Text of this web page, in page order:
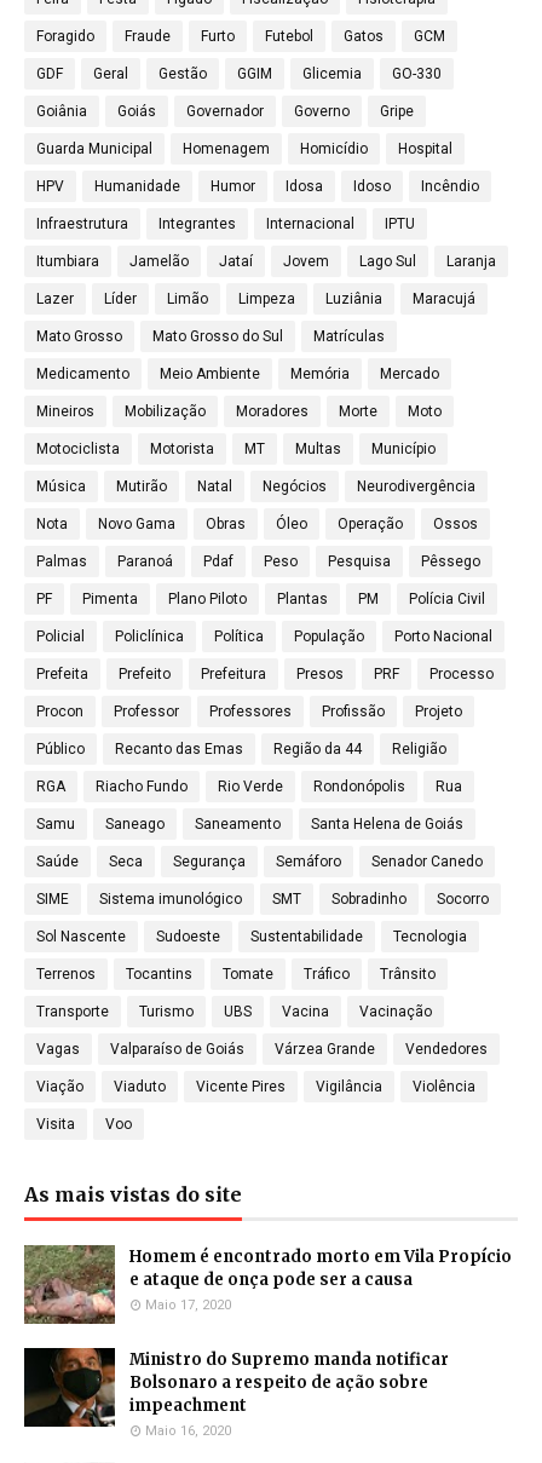
Foragido Fraude Furto Futebol Gatos GCM
GDF Geral Gestão GGIM Glicemia GO-330
Goiânia Goiás Governador Governo Gripe
Guarda Municipal Homenagem Homicídio Hospital
HPV Humanidade Humor Idosa Idoso Incêndio
Infraestrutura Integrantes Internacional IPTU
Itumbiara Jamelão Jataí Jovem Lago Sul Laranja
Lazer Líder Limão Limpeza Luziânia Maracujá
Mato Grosso Mato Grosso do Sul Matrículas
Medicamento Meio Ambiente Memória Mercado
Mineiros Mobilização Moradores Morte Moto
Motociclista Motorista MT Multas Município
Música Mutirão Natal Negócios Neurodivergência
Nota Novo Gama Obras Óleo Operação Ossos
Palmas Paranoá Pdaf Peso Pesquisa Pêssego
PF Pimenta Plano Piloto Plantas PM Polícia Civil
Policial Policlínica Política População Porto Nacional
Prefeita Prefeito Prefeitura Presos PRF Processo
Procon Professor Professores Profissão Projeto
Público Recanto das Emas Região da 44 Religião
RGA Riacho Fundo Rio Verde Rondonópolis Rua
Samu Saneago Saneamento Santa Helena de Goiás
Saúde Seca Segurança Semáforo Senador Canedo
SIME Sistema imunológico SMT Sobradinho Socorro
Sol Nascente Sudoeste Sustentabilidade Tecnologia
Terrenos Tocantins Tomate Tráfico Trânsito
Transporte Turismo UBS Vacina Vacinação
Vagas Valparaíso de Goiás Várzea Grande Vendedores
Viação Viaduto Vicente Pires Vigilância Violência
Visita Voo
As mais vistas do site
Homem é encontrado morto em Vila Propício
e ataque de onça pode ser a causa
Maio 17, 2020
Ministro do Supremo manda notificar
Bolsonaro a respeito de ação sobre
impeachment
Maio 16, 2020